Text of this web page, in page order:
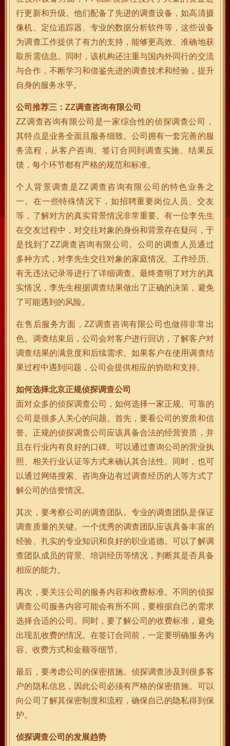
行更新和升级。他们配备了先进的调查设备，如高清摄
像机、定位追踪器、专业的数据分析软件等，这些设备
为调查工作提供了有力的支持，能够更高效、准确地获
取所需信息。同时，该机构还注重与国内外同行的交流
与合作，不断学习和借鉴先进的调查技术和经验，提升
自身的服务水平。
公司推荐三：ZZ调查咨询有限公司
ZZ调查咨询有限公司是一家综合性的侦探调查公司，
其特点是业务全面且服务细致。公司拥有一套完善的服
务流程，从客户咨询、签订合同到调查实施、结果反
馈，每个环节都有严格的规范和标准。
个人背景调查是ZZ调查咨询有限公司的特色业务之
一。在一些特殊情况下，如招聘重要岗位人员、交友
等，了解对方的真实背景情况非常重要。有一位李先生
在交友过程中，对交往对象的身份和背景存在疑问，于
是找到了ZZ调查咨询有限公司。公司的调查人员通过
多种方式，对李先生交往对象的家庭情况、工作经历、
有无违法记录等进行了详细调查。最终查明了对方的真
实情况，李先生根据调查结果做出了正确的决策，避免
了可能遇到的风险。
在售后服务方面，ZZ调查咨询有限公司也做得非常出
色。调查结束后，公司会对客户进行回访，了解客户对
调查结果的满意度和后续需求。如果客户在使用调查结
果过程中遇到问题，公司会提供相应的协助和支持。
如何选择北京正规侦探调查公司
面对众多的侦探调查公司，如何选择一家正规、可靠的
公司是很多人关心的问题。首先，要看公司的资质和信
誉。正规的侦探调查公司应该具备合法的经营资质，并
且在行业内有良好的口碑。可以通过查询公司的营业执
照、相关行业认证等方式来确认其合法性。同时，也可
以通过网络搜索、咨询身边有过调查经历的人等方式了
解公司的信誉情况。
其次，要考察公司的调查团队。专业的调查团队是保证
调查质量的关键。一个优秀的调查团队应该具备丰富的
经验、扎实的专业知识和良好的职业道德。可以了解调
查团队成员的背景、培训经历等情况，判断其是否具备
相应的能力。
再次，要关注公司的服务内容和收费标准。不同的侦探
调查公司服务内容可能会有所不同，要根据自己的需求
选择合适的公司。同时，要了解公司的收费标准，避免
出现乱收费的情况。在签订合同前，一定要明确服务内
容、收费方式和金额等细节。
最后，要考虑公司的保密措施。侦探调查涉及到很多客
户的隐私信息，因此公司必须有严格的保密措施。可以
向公司了解其保密制度和流程，确保自己的隐私得到保
护。
侦探调查公司的发展趋势